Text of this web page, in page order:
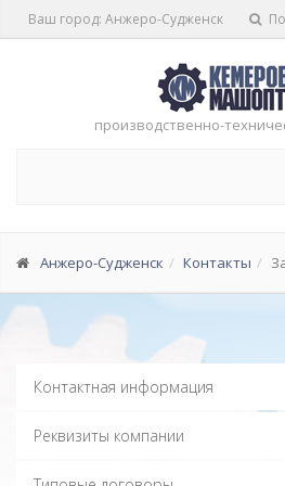
Ваш город: Анжеро-Судженск
производственно-
Анжеро-Судженск Контакты
Контактная информация
Реквизиты компании